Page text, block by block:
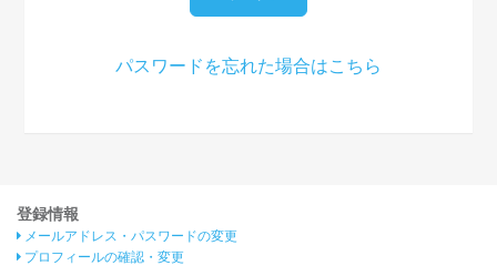
パスワードを忘れた場合はこちら
登録情報
メールアドレス・パスワードの変更
プロフィールの確認・変更